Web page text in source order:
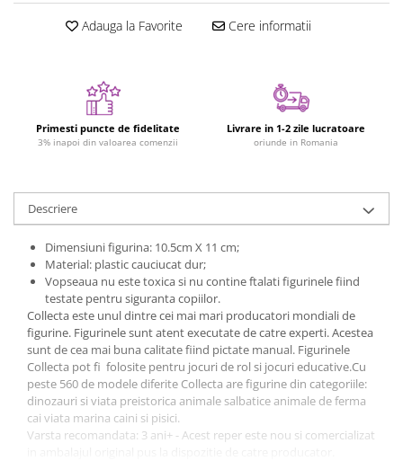
Nevoi speciale si sindrom Down
Jucarii cu alfabet
Jucarii cu cifre
Jucarii de motricitate
Jucarii fructe si legume
Puzzle-uri
Puzzle clasic
Puzzle incastru
Puzzle de podea
IQ puzzle
Jucarii bebelusi
Jucarii de baie
Zornaitoare
Adauga la Favorite Cere informatii
Primesti puncte de fidelitate
3% inapoi din valoarea comenzii
Livrare in 1-2 zile lucratoare
oriunde in Romania
Descriere
Dimensiuni figurina: 10.5cm X 11 cm;
Material: plastic cauciucat dur;
Vopseaua nu este toxica si nu contine ftalati figurinele fiind
testate pentru siguranta copiilor.
Collecta este unul dintre cei mai mari producatori mondiali de
figurine. Figurinele sunt atent executate de catre experti. Acestea
sunt de cea mai buna calitate fiind pictate manual. Figurinele
Collecta pot fi folosite pentru jocuri de rol si jocuri educative.Cu
peste 560 de modele diferite Collecta are figurine din categoriile:
dinozauri si viata preistorica animale salbatice animale de ferma
cai viata marina caini si pisici.
Varsta recomandata: 3 ani+ - Acest reper este nou si comercializat